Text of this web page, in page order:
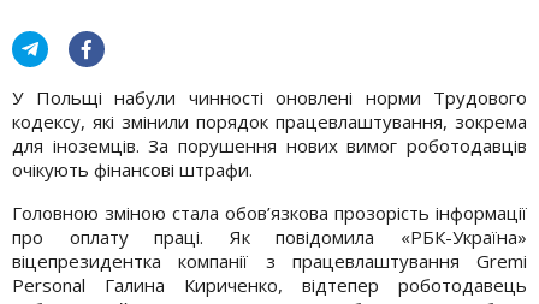
У Польщі набули чинності оновлені норми Трудового
кодексу, які змінили порядок працевлаштування, зокрема
для іноземців. За порушення нових вимог роботодавців
очікують фінансові штрафи.
Головною зміною стала обов’язкова прозорість інформації
про оплату праці. Як повідомила «РБК-Україна»
віцепрезидентка компанії з працевлаштування Gremi
Personal Галина Кириченко, відтепер роботодавець